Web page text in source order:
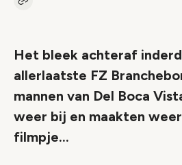
Kopieer link naar artikel
Het bleek achteraf
allerlaatste FZ
mannen van Del Boca
weer bij en maakten
filmpje...